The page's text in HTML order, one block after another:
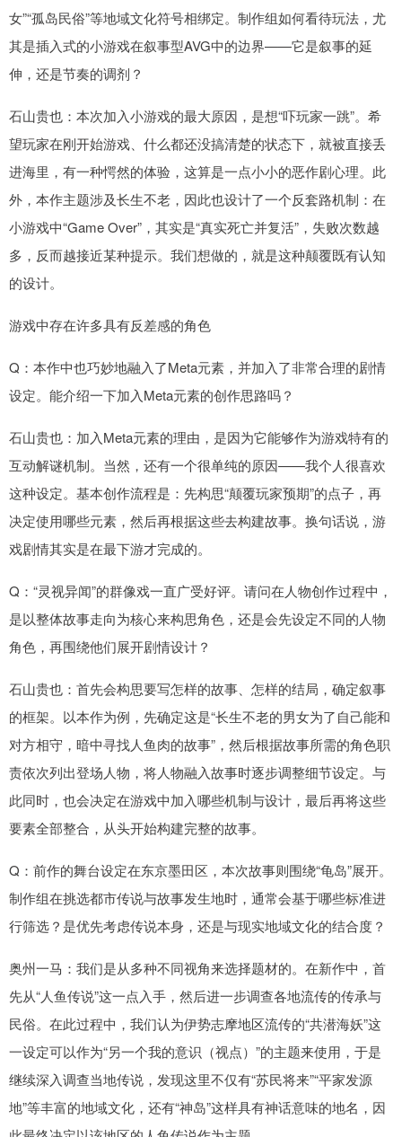
女”“孤岛民俗”等地域文化符号相绑定。制作组如何看待玩法，尤
其是插入式的小游戏在叙事型AVG中的边界——它是叙事的延
伸，还是节奏的调剂？
石山贵也：本次加入小游戏的最大原因，是想“吓玩家一跳”。希
望玩家在刚开始游戏、什么都还没搞清楚的状态下，就被直接丢
进海里，有一种愕然的体验，这算是一点小小的恶作剧心理。此
外，本作主题涉及长生不老，因此也设计了一个反套路机制：在
小游戏中“Game Over”，其实是“真实死亡并复活”，失败次数越
多，反而越接近某种提示。我们想做的，就是这种颠覆既有认知
的设计。
游戏中存在许多具有反差感的角色
Q：本作中也巧妙地融入了Meta元素，并加入了非常合理的剧情
设定。能介绍一下加入Meta元素的创作思路吗？
石山贵也：加入Meta元素的理由，是因为它能够作为游戏特有的
互动解谜机制。当然，还有一个很单纯的原因——我个人很喜欢
这种设定。基本创作流程是：先构思“颠覆玩家预期”的点子，再
决定使用哪些元素，然后再根据这些去构建故事。换句话说，游
戏剧情其实是在最下游才完成的。
Q：“灵视异闻”的群像戏一直广受好评。请问在人物创作过程中，
是以整体故事走向为核心来构思角色，还是会先设定不同的人物
角色，再围绕他们展开剧情设计？
石山贵也：首先会构思要写怎样的故事、怎样的结局，确定叙事
的框架。以本作为例，先确定这是“长生不老的男女为了自己能和
对方相守，暗中寻找人鱼肉的故事”，然后根据故事所需的角色职
责依次列出登场人物，将人物融入故事时逐步调整细节设定。与
此同时，也会决定在游戏中加入哪些机制与设计，最后再将这些
要素全部整合，从头开始构建完整的故事。
Q：前作的舞台设定在东京墨田区，本次故事则围绕“龟岛”展开。
制作组在挑选都市传说与故事发生地时，通常会基于哪些标准进
行筛选？是优先考虑传说本身，还是与现实地域文化的结合度？
奥州一马：我们是从多种不同视角来选择题材的。在新作中，首
先从“人鱼传说”这一点入手，然后进一步调查各地流传的传承与
民俗。在此过程中，我们认为伊势志摩地区流传的“共潜海妖”这
一设定可以作为“另一个我的意识（视点）”的主题来使用，于是
继续深入调查当地传说，发现这里不仅有“苏民将来”“平家发源
地”等丰富的地域文化，还有“神岛”这样具有神话意味的地名，因